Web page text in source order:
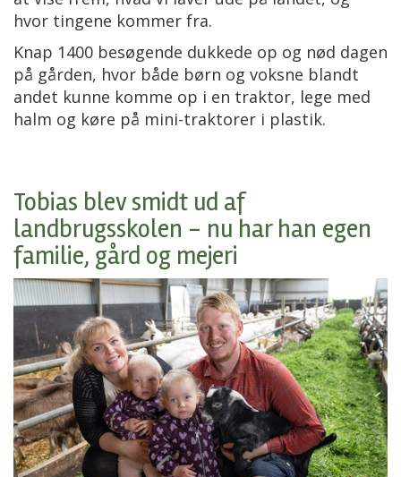
hvor tingene kommer fra.
Knap 1400 besøgende dukkede op og nød dagen
på gården, hvor både børn og voksne blandt
andet kunne komme op i en traktor, lege med
halm og køre på mini-traktorer i plastik.
Tobias blev smidt ud af
landbrugsskolen - nu har han egen
familie, gård og mejeri